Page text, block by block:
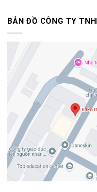
BẢN ĐỒ CÔNG TY